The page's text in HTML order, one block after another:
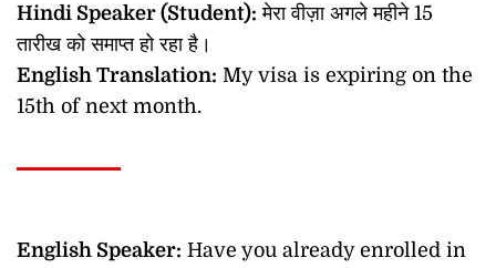
Hindi Speaker (Student): मेरा वीज़ा अगले महीने 15
तारीख को समाप्त हो रहा है।
English Translation: My visa is expiring on the
15th of next month.
English Speaker: Have you already enrolled in